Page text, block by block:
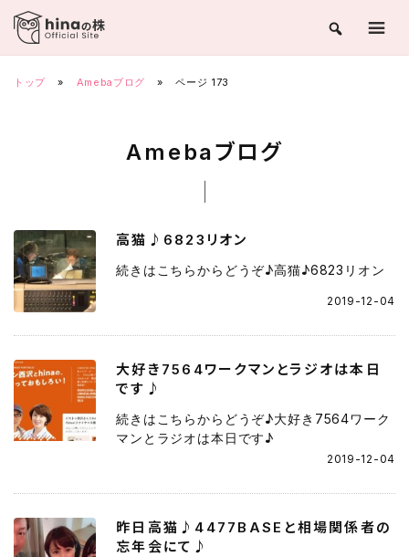
Skip
content
トップ » Amebaブログ » ページ 173
Amebaブログ
高猫♪6823リオン
続きはこちらからどうぞ♪高猫♪6823リオン
2019-12-04
大好き7564ワークマンとラジオは本日
です♪
続きはこちらからどうぞ♪大好き7564ワーク
マンとラジオは本日です♪
2019-12-04
昨日高猫♪4477BASEと相場関係者の
忘年会にて♪